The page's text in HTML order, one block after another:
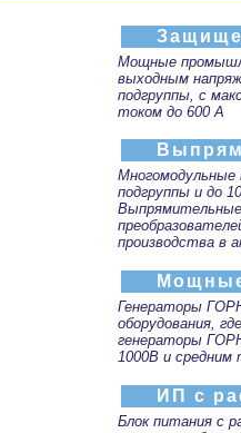
Мощные
выходным
подгруппы, с
током до 600 А
Многомодульные
подгруппы и до
производства в
Генераторы
оборудования,
генераторы
1000В и средним
ИП с
Блок питания с